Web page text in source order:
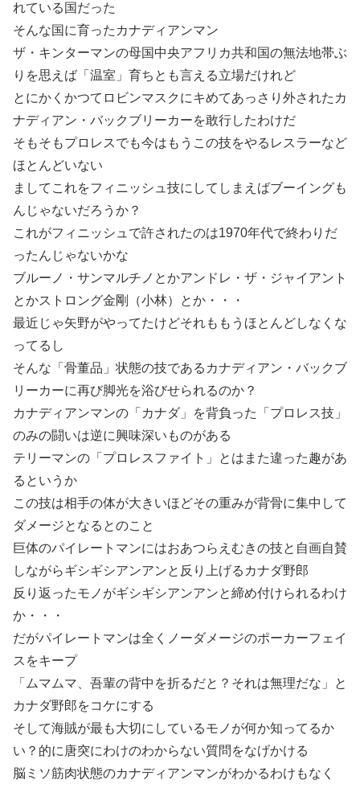
れている国だった
そんな国に育ったカナディアンマン
ザ・キンターマンの母国中央アフリカ共和国の無法地帯ぶ
りを思えば「温室」育ちとも言える立場だけれど
とにかくかつてロビンマスクにキめてあっさり外されたカ
ナディアン・バックブリーカーを敢行したわけだ
そもそもプロレスでも今はもうこの技をやるレスラーなど
ほとんどいない
ましてこれをフィニッシュ技にしてしまえばブーイングも
んじゃないだろうか？
これがフィニッシュで許されたのは1970年代で終わりだ
ったんじゃないかな
ブルーノ・サンマルチノとかアンドレ・ザ・ジャイアント
とかストロング金剛（小林）とか・・・
最近じゃ矢野がやってたけどそれももうほとんどしなくな
ってるし
そんな「骨董品」状態の技であるカナディアン・バックブ
リーカーに再び脚光を浴びせられるのか？
カナディアンマンの「カナダ」を背負った「プロレス技」
のみの闘いは逆に興味深いものがある
テリーマンの「プロレスファイト」とはまた違った趣があ
るというか
この技は相手の体が大きいほどその重みが背骨に集中して
ダメージとなるとのこと
巨体のパイレートマンにはおあつらえむきの技と自画自賛
しながらギシギシアンアンと反り上げるカナダ野郎
反り返ったモノがギシギシアンアンと締め付けられるわけ
か・・・
だがパイレートマンは全くノーダメージのポーカーフェイ
スをキープ
「ムマムマ、吾輩の背中を折るだと？それは無理だな」と
カナダ野郎をコケにする
そして海賊が最も大切にしているモノが何か知ってるか
い？的に唐突にわけのわからない質問をなげかける
脳ミソ筋肉状態のカナディアンマンがわかるわけもなく